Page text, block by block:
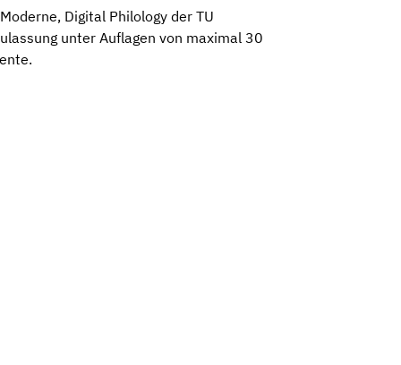
Digital Philology der TU
unter Auflagen von maximal 30